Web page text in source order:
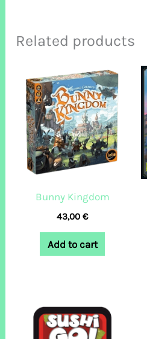
Related products
Bunny Kingdom
43,00€
Add to cart